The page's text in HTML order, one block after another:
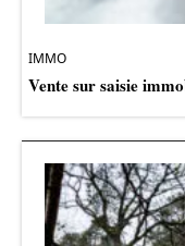
IMMO
Vente sur saisie